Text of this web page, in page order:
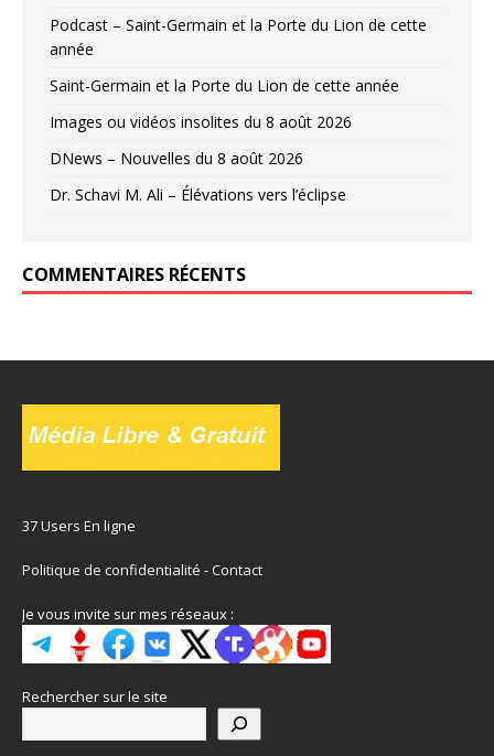
Podcast – Saint-Germain et la Porte du Lion de cette
année
Saint-Germain et la Porte du Lion de cette année
Images ou vidéos insolites du 8 août 2026
DNews – Nouvelles du 8 août 2026
Dr. Schavi M. Ali – Élévations vers l’éclipse
COMMENTAIRES RÉCENTS
37 Users En ligne
Politique de confidentialité -Contact
Je vous invite sur mes réseaux :
Rechercher sur le site